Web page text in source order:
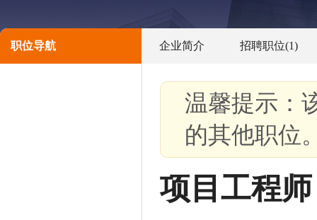
职位导航 企业简介 招聘职位(1)
温馨提示：
的其他职位
项目工程师